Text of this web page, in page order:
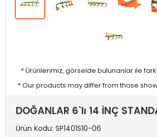
* Ürünlerimiz, görselde bulunanlar ile
* Our products may differ from those
DOĞANLAR 6`lı 14 İNÇ
Ürün Kodu: SP1401S10-06